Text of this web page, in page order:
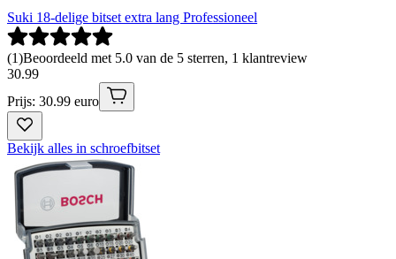
Suki 18-delige bitset extra lang Professioneel
(1)Beoordeeld met 5.0 van de 5 sterren, 1 klantreview
30.99
Prijs: 30.99 euro
Bekijk alles in schroefbitset